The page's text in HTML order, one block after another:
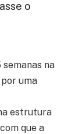
o
na
uma
estrutura
que a